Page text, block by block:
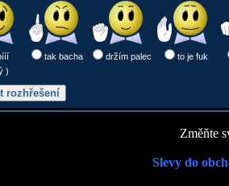
tak bacha držím palec
to je fuk
)
Změňte
Slevy do